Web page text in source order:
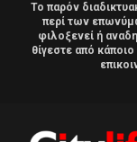
Το παρόν
περί των
φιλοξενεί ή
θίγεστε από